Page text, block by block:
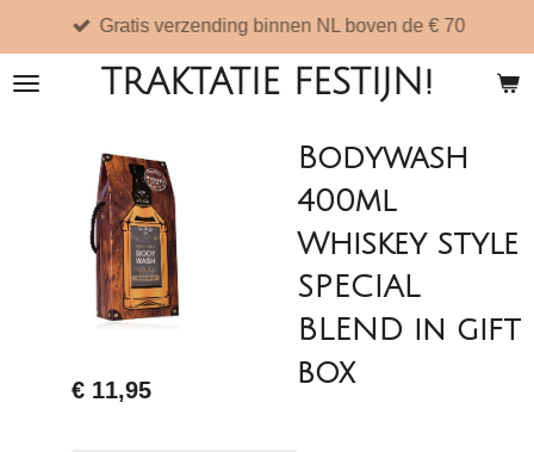
direct
naar
hoofdinhoud
TRAKTATIE FESTIJN!
Gratis verzending binnen NL boven de € 70
Bodywash
400ml
Whiskey style
SPECIAL
BLEND in gift
box
€ 11,95